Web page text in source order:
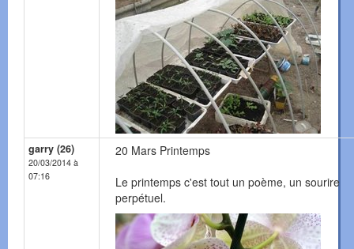
garry (26)
20/03/2014 à
07:16
20 Mars Printemps
Le printemps c'est tout un poème, un sourire
perpétuel.